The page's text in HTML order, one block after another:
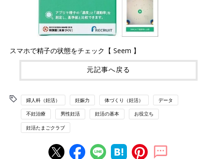
スマホで精子の状態をチェック【 Seem 】
元記事へ戻る
婦人科（妊活） 妊娠力 体づくり（妊活） データ
不妊治療 男性妊活 妊活の基本 お役立ち
妊活たまごクラブ